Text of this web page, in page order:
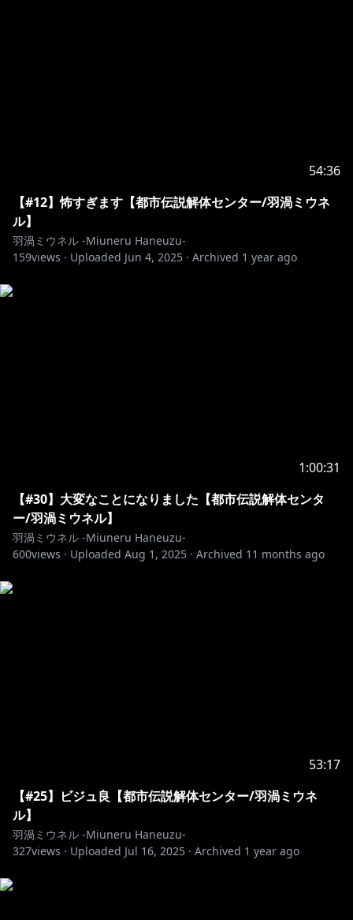
54:36
【#12】怖すぎます【都市伝説解体センター/羽渦ミウネ
ル】
羽渦ミウネル -Miuneru Haneuzu-
159views · Uploaded Jun 4, 2025 · Archived 1 year ago
1:00:31
【#30】大変なことになりました【都市伝説解体センタ
ー/羽渦ミウネル】
羽渦ミウネル -Miuneru Haneuzu-
600views · Uploaded Aug 1, 2025 · Archived 11 months ago
53:17
【#25】ビジュ良【都市伝説解体センター/羽渦ミウネ
ル】
羽渦ミウネル -Miuneru Haneuzu-
327views · Uploaded Jul 16, 2025 · Archived 1 year ago